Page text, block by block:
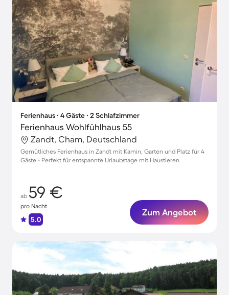
Ferienhaus ∙ 4 Gäste ∙ 2 Schlafzimmer
Ferienhaus Wohlfühlhaus 55
Zandt, Cham, Deutschland
Gemütliches Ferienhaus in Zandt mit Kamin, Garten und Platz für 4
Gäste - Perfekt für entspannte Urlaubstage mit Haustieren
ab 59 €
pro Nacht
5.0
Zum Angebot